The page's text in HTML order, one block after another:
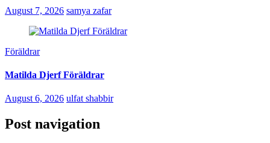
August 7, 2026 samya zafar
Föräldrar
Matilda Djerf Föräldrar
August 6, 2026 ulfat shabbir
Post navigation